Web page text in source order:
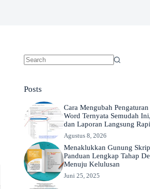
Posts
Cara Mengubah Pengaturan
Word Ternyata Semudah
dan Laporan Langsung Rapi
Agustus 8, 2026
Menaklukkan Gunung
Panduan Lengkap Tahap
Menuju Kelulusan
Juni 25, 2025